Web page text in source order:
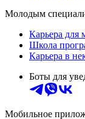
Молодым
Карьера для
Школа
Карьера в
Боты для
Мобильное